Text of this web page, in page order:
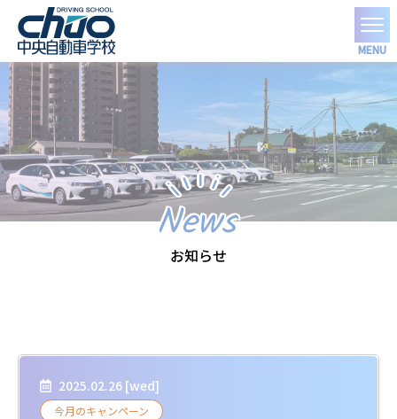
MENU
お知らせ
News
2025.02.26 [wed]
今月のキャンペーン